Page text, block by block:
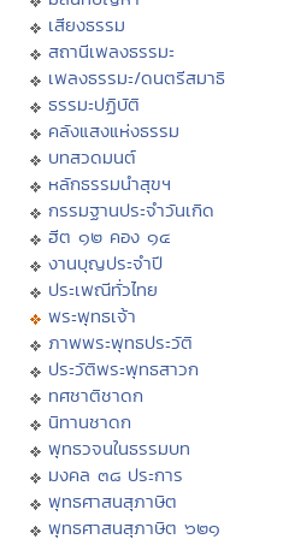
เสียงธรรม
สถานีเพลงธรรมะ
เพลงธรรมะ/ดนตรีสมาธิ
ธรรมะปฏิบัติ
คลังแสงแห่งธรรม
บทสวดมนต์
หลักธรรมนำสุขฯ
กรรมฐานประจำวันเกิด
ฮีต ๑๒ คอง ๑๔
งานบุญประจำปี
ประเพณีทั่วไทย
พระพุทธเจ้า
ภาพพระพุทธประวัติ
ประวัติพระพุทธสาวก
ทศชาติชาดก
นิทานชาดก
พุทธวจนในธรรมบท
มงคล ๓๘ ประการ
พุทธศาสนสุภาษิต
พุทธศาสนสุภาษิต ๖๒๑